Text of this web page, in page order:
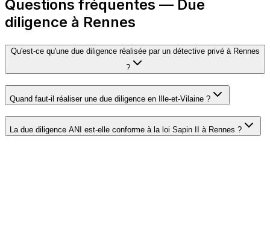
Questions fréquentes — Due
diligence à Rennes
Qu'est-ce qu'une due diligence réalisée par un détective privé à Rennes
?
Quand faut-il réaliser une due diligence en Ille-et-Vilaine ?
La due diligence ANI est-elle conforme à la loi Sapin II à Rennes ?